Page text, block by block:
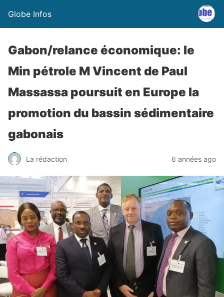
Globe Infos
Gabon/relance économique: le
Min pétrole M Vincent de Paul
Massassa poursuit en Europe la
promotion du bassin sédimentaire
gabonais
La rédaction 6 années ago